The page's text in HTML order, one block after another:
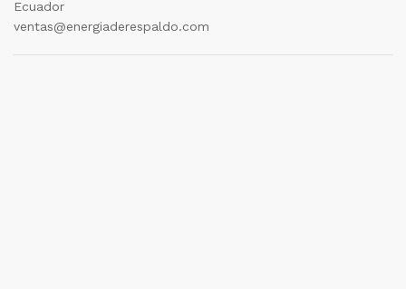
Ecuador
ventas@energiaderespaldo.com